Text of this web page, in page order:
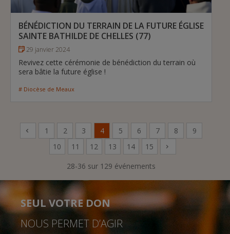
BÉNÉDICTION DU TERRAIN DE LA FUTURE ÉGLISE
SAINTE BATHILDE DE CHELLES (77)
29 janvier 2024
Revivez cette cérémonie de bénédiction du terrain où
sera bâtie la future église !
# Diocèse de Meaux
1 2 3 4 5 6 7 8
9
10
11 12 13 14
15
28-36 sur 129 événements
SEUL VOTRE DON
NOUS PERMET D’AGIR